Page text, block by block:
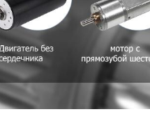
планетарный мотор-редуктор
пластиковый мотор-редуктор
червячный мотор-редуктор